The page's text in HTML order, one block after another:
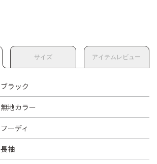
サイズ アイテムレビュー
ブラック
無地カラー
フーディ
長袖